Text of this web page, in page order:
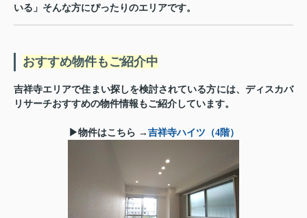
いる」そんな方にぴったりのエリアです。
おすすめ物件もご紹介中
吉祥寺エリアで住まい探しを検討されている方には、ディスカバ
リサーチおすすめの物件情報もご紹介しています。
▶物件はこちら → 吉祥寺ハイツ（4階）